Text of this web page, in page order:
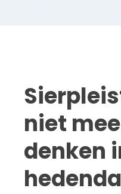
niet
denken